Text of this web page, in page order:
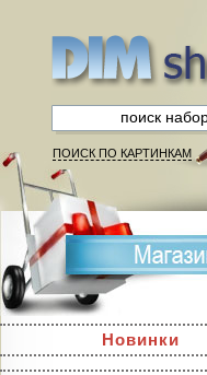
ПОИСК ПО КАРТИНКАМ
Новинки